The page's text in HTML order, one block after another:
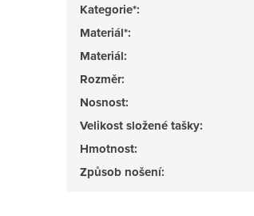
Kategorie*:
Materiál*:
Materiál:
Rozměr:
Nosnost:
Velikost složené tašky:
Hmotnost:
Způsob nošení: